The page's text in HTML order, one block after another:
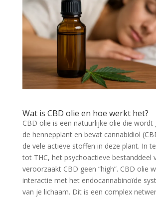
Wat is CBD olie en hoe werkt het?
CBD olie is een natuurlijke olie die wordt
de hennepplant en bevat cannabidiol
de vele actieve stoffen in deze plant. In
tot THC, het psychoactieve bestanddeel
veroorzaakt CBD geen “high”. CBD olie
interactie met het endocannabinoïde
van je lichaam. Dit is een complex